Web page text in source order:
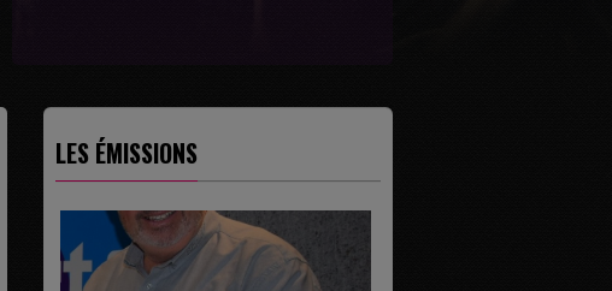
LES ÉMISSIONS